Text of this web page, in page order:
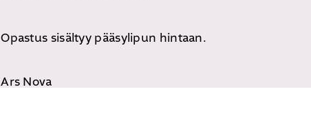
Opastus sisältyy pääsylipun hintaan.
Ars Nova